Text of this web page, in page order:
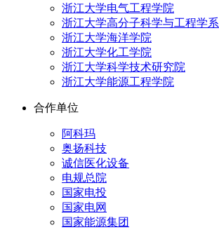
浙江大学电气工程学院
浙江大学高分子科学与工程学系
浙江大学海洋学院
浙江大学化工学院
浙江大学科学技术研究院
浙江大学能源工程学院
合作单位
阿科玛
奥扬科技
诚信医化设备
电规总院
国家电投
国家电网
国家能源集团